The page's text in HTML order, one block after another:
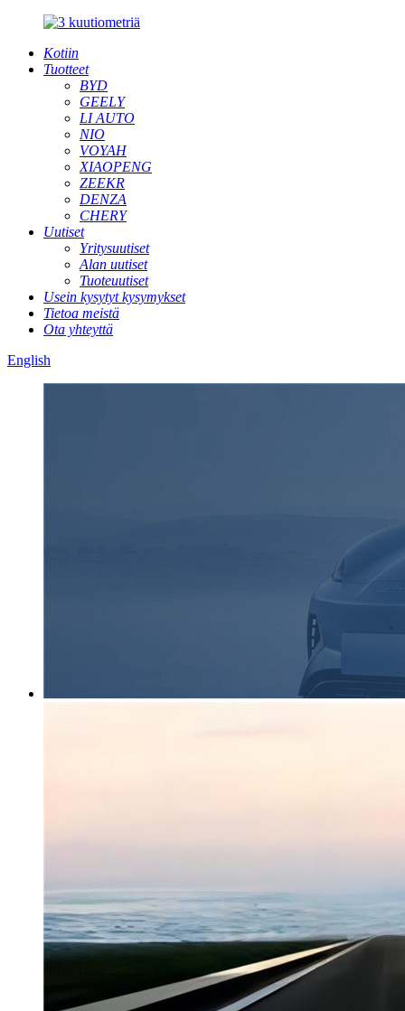
Kotiin
Tuotteet
BYD
GEELY
LI AUTO
NIO
VOYAH
XIAOPENG
ZEEKR
DENZA
CHERY
Uutiset
Yritysuutiset
Alan uutiset
Tuoteuutiset
Usein kysytyt kysymykset
Tietoa meistä
Ota yhteyttä
English